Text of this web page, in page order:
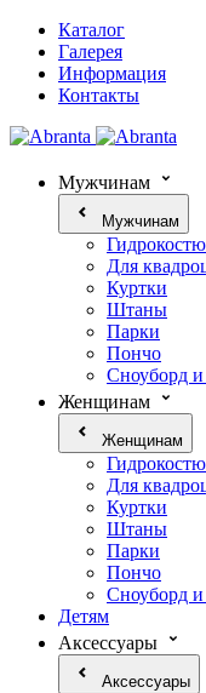
Каталог
Галерея
Информация
Контакты
Мужчинам
Мужчинам
Для
Куртки
Штаны
Парки
Пончо
Сноуборд
Женщинам
Женщинам
Для
Куртки
Штаны
Парки
Пончо
Сноуборд
Детям
Аксессуары
Аксессуары